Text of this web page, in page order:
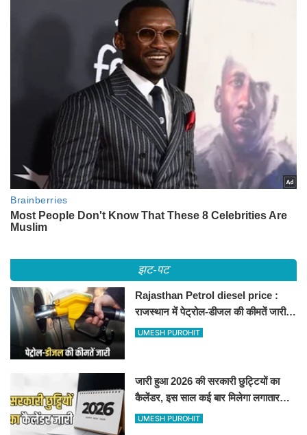
झट-पट
Rajasthan Petrol diesel price :
राजस्थान में पेट्रोल-डीजल की कीमतें जारी,
जानिए बीकानेर समेत पुरे प्रदेश में नए रेट
UMESH PUROHIT
जारी हुआ 2026 की सरकारी छुट्टियों का
कैलेंडर, इस साल कई बार मिलेगा लगातार
अवकाश, देखें
UMESH PUROHIT